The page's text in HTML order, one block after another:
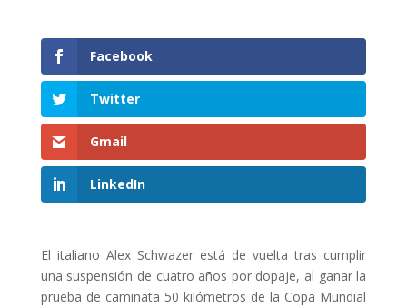
Facebook
Twitter
Gmail
LinkedIn
El italiano Alex Schwazer está de vuelta tras cumplir
una suspensión de cuatro años por dopaje, al ganar la
prueba de caminata 50 kilómetros de la Copa Mundial